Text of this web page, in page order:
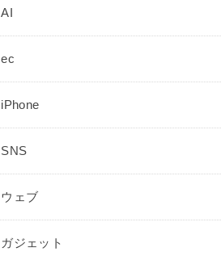
AI
ec
iPhone
SNS
ウェブ
ガジェット